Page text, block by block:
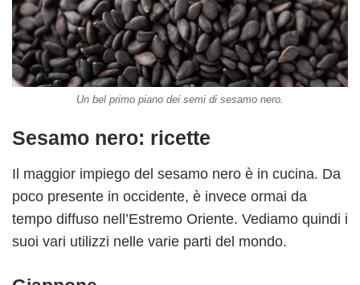
Un bel primo piano dei semi di sesamo nero.
Sesamo nero: ricette
Il maggior impiego del sesamo nero è in cucina. Da
poco presente in occidente, è invece ormai da
tempo diffuso nell’Estremo Oriente. Vediamo quindi i
suoi vari utilizzi nelle varie parti del mondo.